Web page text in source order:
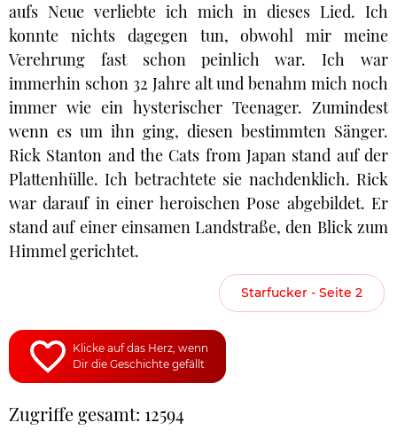
aufs Neue verliebte ich mich in dieses Lied. Ich
konnte nichts dagegen tun, obwohl mir meine
Verehrung fast schon peinlich war. Ich war
immerhin schon 32 Jahre alt und benahm mich noch
immer wie ein hysterischer Teenager. Zumindest
wenn es um ihn ging, diesen bestimmten Sänger.
Rick Stanton and the Cats from Japan stand auf der
Plattenhülle. Ich betrachtete sie nachdenklich. Rick
war darauf in einer heroischen Pose abgebildet. Er
stand auf einer einsamen Landstraße, den Blick zum
Himmel gerichtet.
Starfucker - Seite 2
Klicke auf das Herz, wenn
Dir die Geschichte gefällt
Zugriffe gesamt: 12594